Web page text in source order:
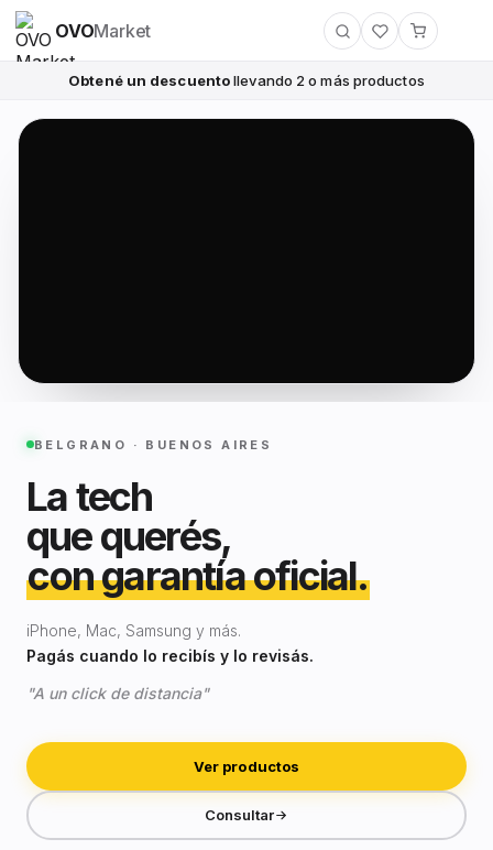
OVOMarket
Obtené un descuentollevando 2 o más productos
BELGRANO · BUENOS AIRES
La tech
que querés,
con garantía oficial.
iPhone, Mac, Samsung y más.
Pagás cuando lo recibís y lo revisás.
"A un click de distancia"
Ver productos
Consultar